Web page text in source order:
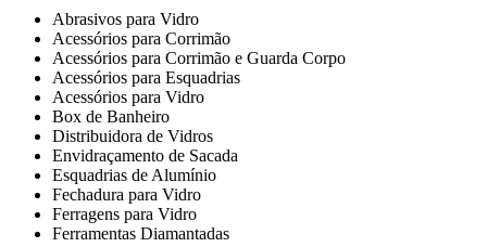
Abrasivos para Vidro
Acessórios para Corrimão
Acessórios para Corrimão e Guarda Corpo
Acessórios para Esquadrias
Acessórios para Vidro
Box de Banheiro
Distribuidora de Vidros
Envidraçamento de Sacada
Esquadrias de Alumínio
Fechadura para Vidro
Ferragens para Vidro
Ferramentas Diamantadas